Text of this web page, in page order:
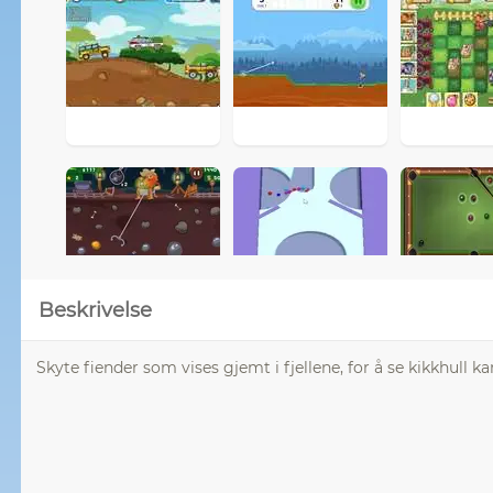
Beskrivelse
Skyte fiender som vises gjemt i fjellene, for å se kikkhull